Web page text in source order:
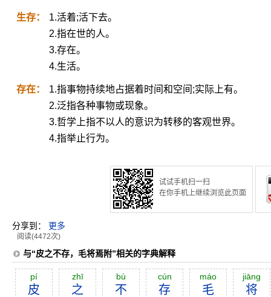
生存：
1.活着;活下去。
2.指在世的人。
3.存在。
4.生活。
存在：
1.指事物持续地占据着时间和空间;实际上有。
2.泛指各种事物或现象。
3.哲学上指不以人的意识为转移的客观世界。
4.指举止行为。
试试手机扫一扫
在你手机上继续浏览此页面
分享到： 更多
阅读(4472次)
与“皮之不存，毛将焉附”相关的字典解释
pí
皮
zhī
之
bù
不
cún
存
máo
毛
jiāng
将